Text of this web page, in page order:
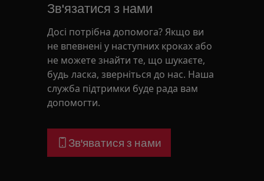
Зв'язатися з нами
Досі потрібна допомога? Якщо ви
не впевнені у наступних кроках або
не можете знайти те, що шукаєте,
будь ласка, зверніться до нас. Наша
служба підтримки буде рада вам
допомогти.
Зв'яватися з нами